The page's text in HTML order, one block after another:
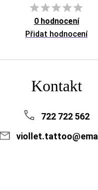
0 hodnocení
Přidat hodnocení
Kontakt
722 722 562